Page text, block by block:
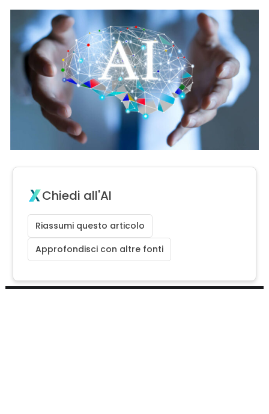
Chiedi all'AI
Riassumi questo articolo
Approfondisci con altre fonti